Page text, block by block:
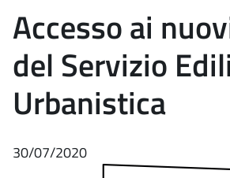
principale
Accesso ai
del Servizio
Urbanistica
30/07/2020